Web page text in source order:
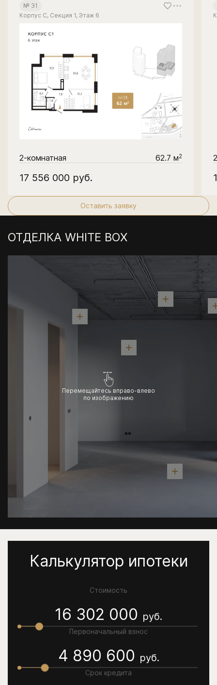
№ 31
Корпус С, Секция 1, Этаж 6
2-комнатная 62.7 м2
17 556 000 руб.
Оставить заявку
ОТДЕЛКА WHITE BOX
Перемещайтесь вправо-влево
по изображению
Калькулятор ипотеки
Стоимость
16 302 000 руб.
Первоначальный взнос
4 890 600 руб.
Срок кредита